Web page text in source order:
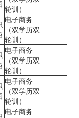
轮训）
电子商务
（双学历双
轮训）
电子商务
（双学历双
轮训）
电子商务
（双学历双
轮训）
电子商务